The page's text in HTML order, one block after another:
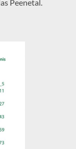
Peenetal.